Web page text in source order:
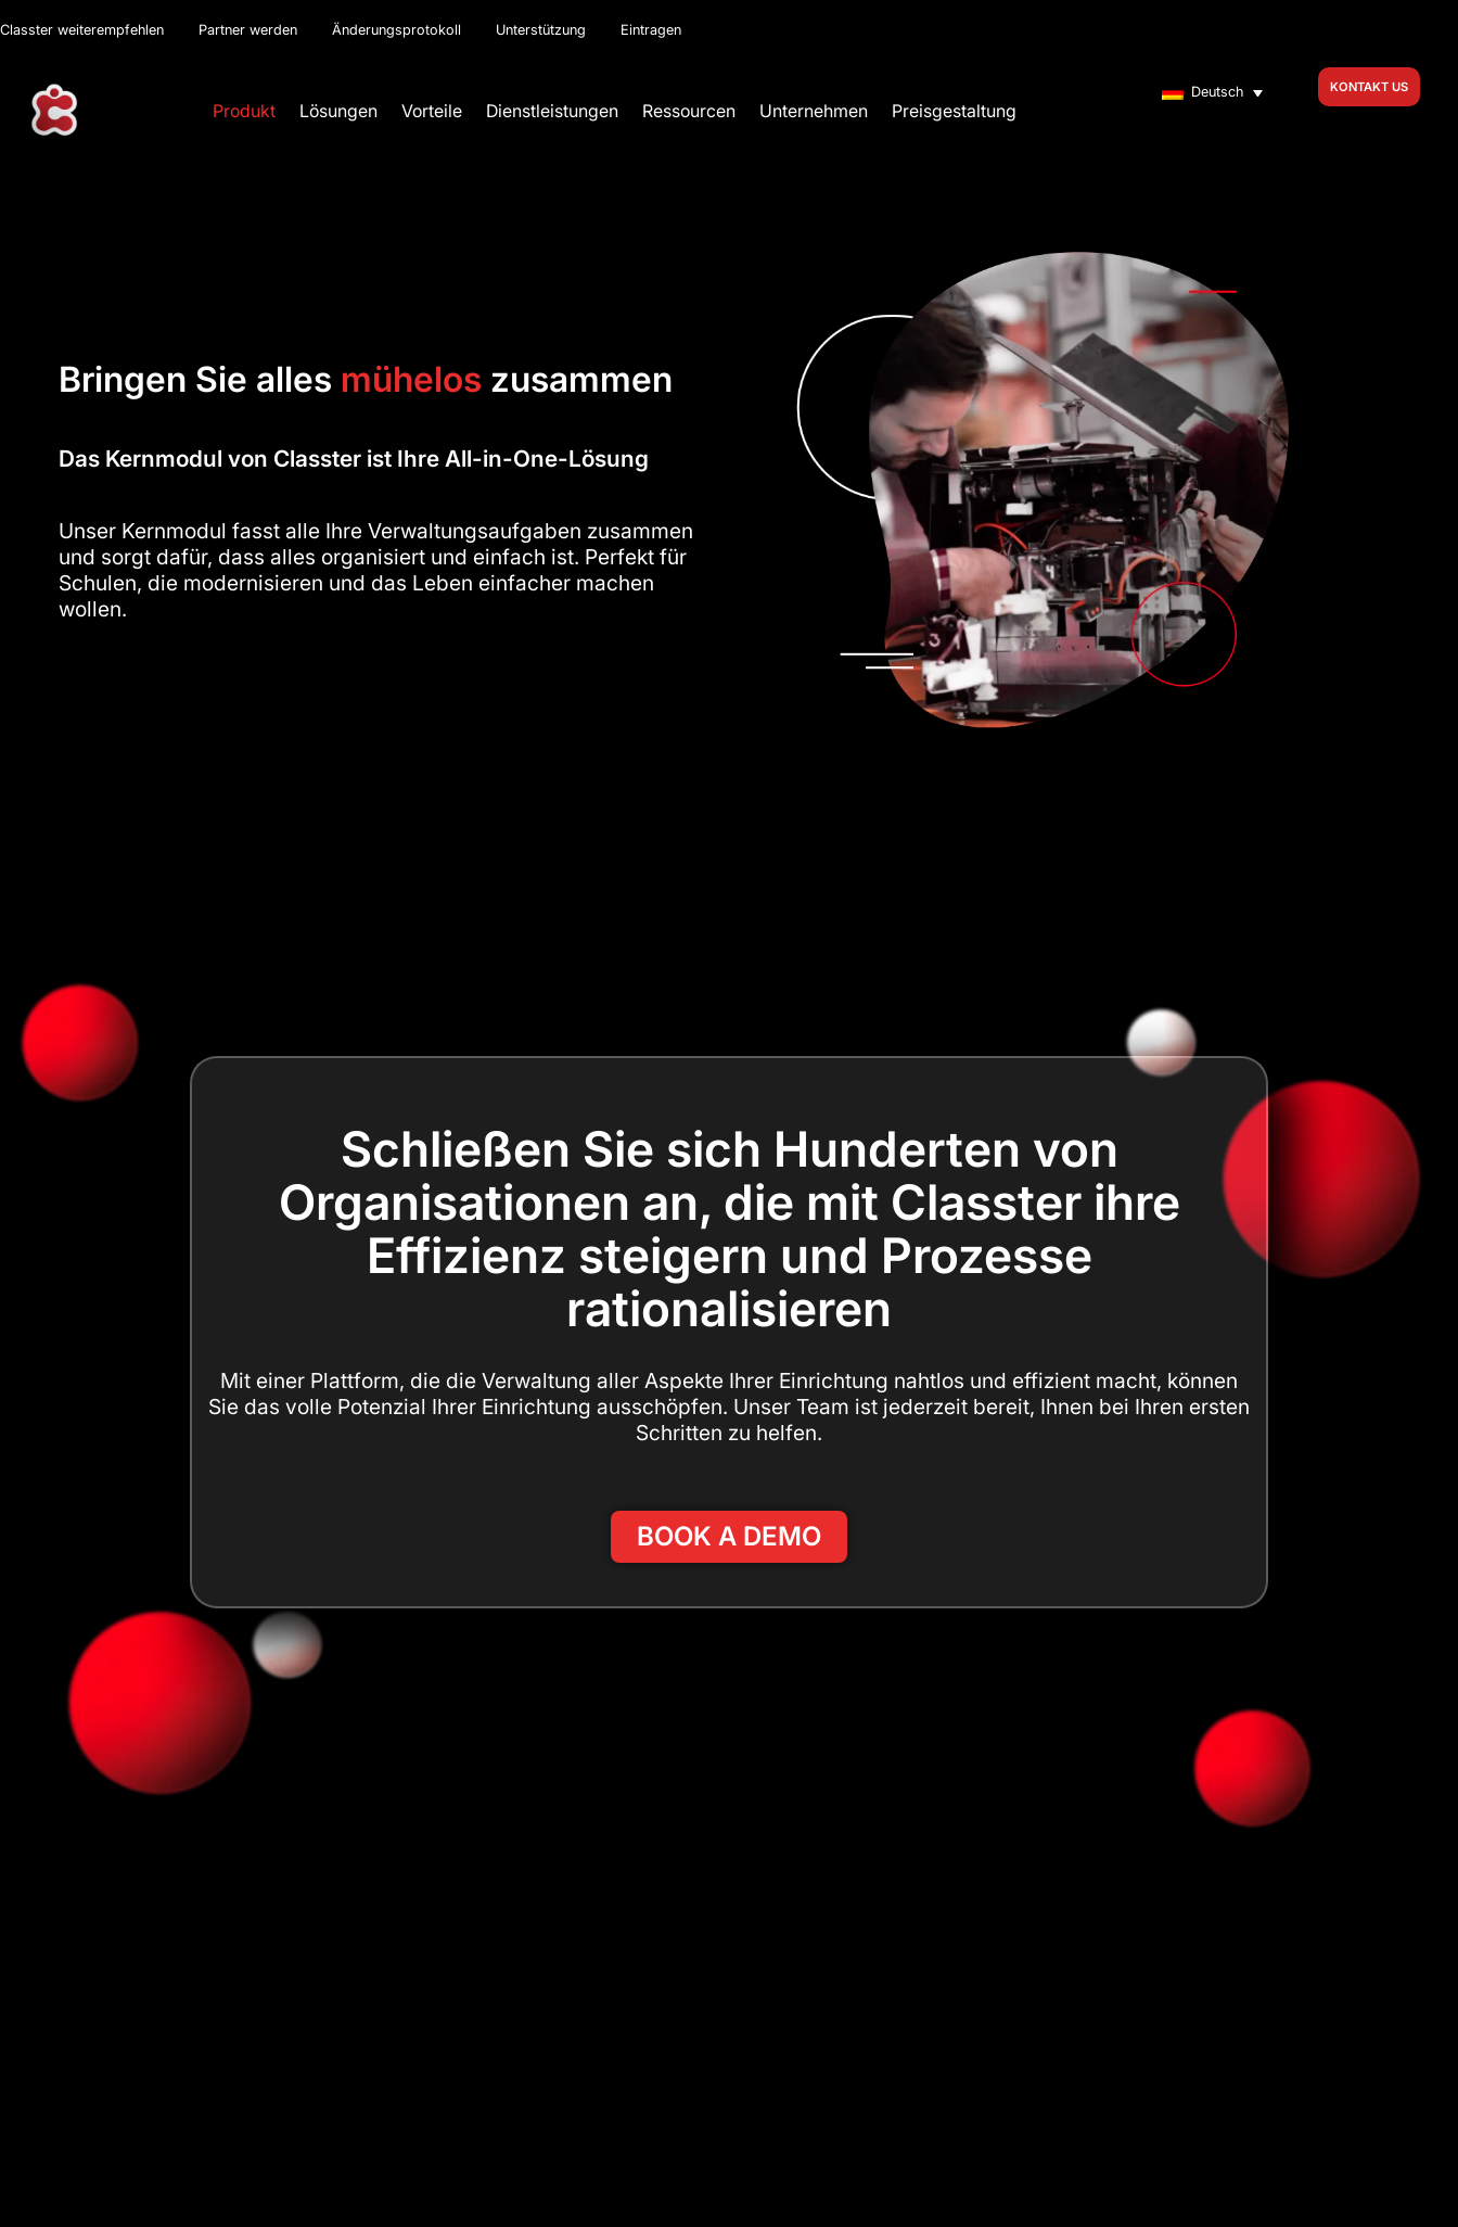
Classter weiterempfehlen Partner werden Änderungsprotokoll Unterstützung Eintragen
Produkt Lösungen Vorteile Dienstleistungen Ressourcen Unternehmen Preisgestaltung
Deutsch KONTAKT US
Bringen Sie alles mühelos zusammen
Das Kernmodul von Classter ist Ihre All-in-One-Lösung
Unser Kernmodul fasst alle Ihre Verwaltungsaufgaben zusammen
und sorgt dafür, dass alles organisiert und einfach ist. Perfekt für
Schulen, die modernisieren und das Leben einfacher machen
wollen.
Schließen Sie sich Hunderten von
Organisationen an, die mit Classter ihre
Effizienz steigern und Prozesse
rationalisieren
Mit einer Plattform, die die Verwaltung aller Aspekte Ihrer Einrichtung nahtlos und effizient macht, können
Sie das volle Potenzial Ihrer Einrichtung ausschöpfen. Unser Team ist jederzeit bereit, Ihnen bei Ihren ersten
Schritten zu helfen.
BOOK A DEMO